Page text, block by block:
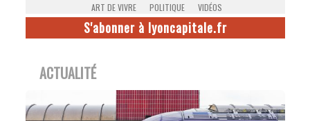
ART DE VIVRE
POLITIQUE VIDÉOS
S'abonner à lyoncapitale.fr
ACTUALITÉ